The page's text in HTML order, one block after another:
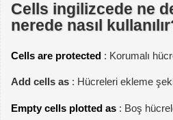
Cells ingilizcede ne
nerede nasıl
Cells are protected : Korumalı
Add cells as : Hücreleri ekleme
Empty cells plotted as : Boş